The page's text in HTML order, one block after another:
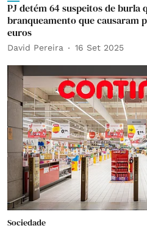
PJ detém 64 suspeitos de burla
branqueamento que causaram
euros
David Pereira 16 Set 2025
Sociedade